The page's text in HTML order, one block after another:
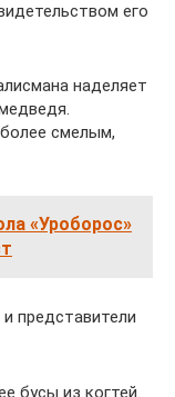
его
наделяет
смелым,
«Уроборос»
представители
бусы из когтей.